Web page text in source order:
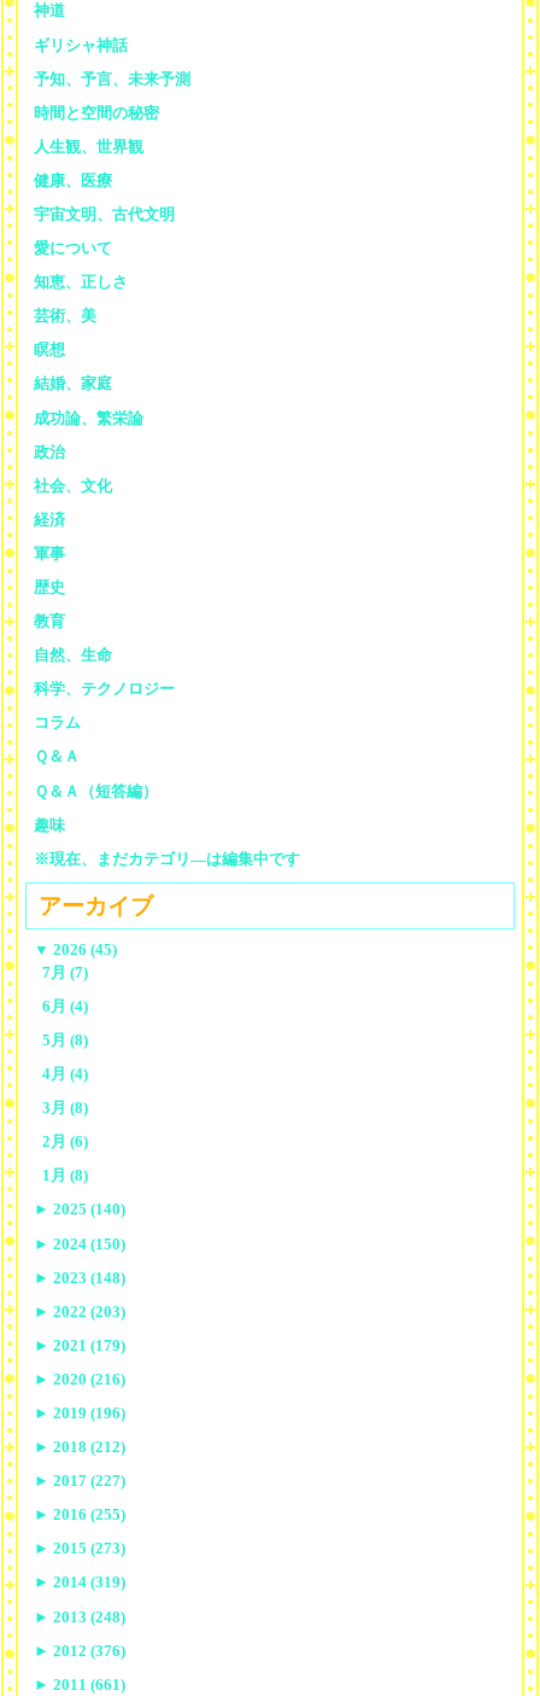
神道
ギリシャ神話
予知、予言、未来予測
時間と空間の秘密
人生観、世界観
健康、医療
宇宙文明、古代文明
愛について
知恵、正しさ
芸術、美
瞑想
結婚、家庭
成功論、繁栄論
政治
社会、文化
経済
軍事
歴史
教育
自然、生命
科学、テクノロジー
コラム
Ｑ＆Ａ
Ｑ＆Ａ（短答編）
趣味
※現在、まだカテゴリ—は編集中です
アーカイブ
▼ 2026 (45)
7月 (7)
6月 (4)
5月 (8)
4月 (4)
3月 (8)
2月 (6)
1月 (8)
► 2025 (140)
► 2024 (150)
► 2023 (148)
► 2022 (203)
► 2021 (179)
► 2020 (216)
► 2019 (196)
► 2018 (212)
► 2017 (227)
► 2016 (255)
► 2015 (273)
► 2014 (319)
► 2013 (248)
► 2012 (376)
► 2011 (661)